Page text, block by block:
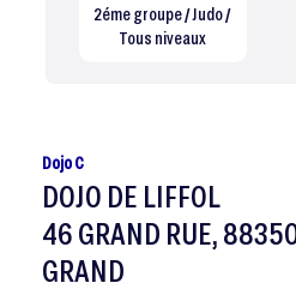
2éme groupe / Judo /
Tous niveaux
Dojo C
DOJO DE LIFFOL
46 GRAND RUE,
GRAND